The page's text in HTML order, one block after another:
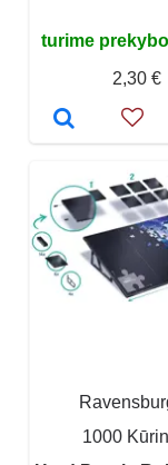
turime
2,30 €
1000